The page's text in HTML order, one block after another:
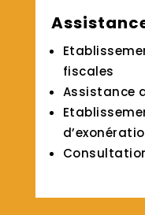
fiscales
Assistance